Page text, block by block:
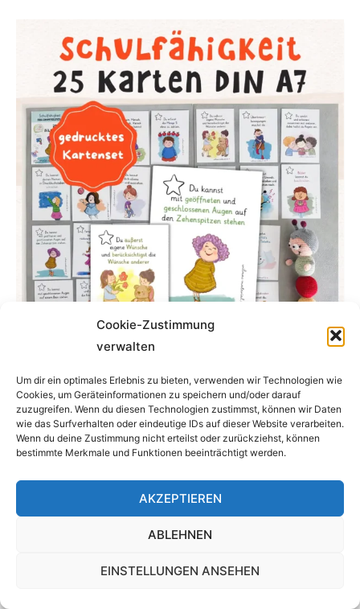
Cookie-Zustimmung
verwalten
Um dir ein optimales Erlebnis zu bieten, verwenden wir Technologien wie
Cookies, um Geräteinformationen zu speichern und/oder darauf
zuzugreifen. Wenn du diesen Technologien zustimmst, können wir Daten
wie das Surfverhalten oder eindeutige IDs auf dieser Website verarbeiten.
Wenn du deine Zustimmung nicht erteilst oder zurückziehst, können
bestimmte Merkmale und Funktionen beeinträchtigt werden.
AKZEPTIEREN
ABLEHNEN
EINSTELLUNGEN ANSEHEN
Wilmas Material
4,99€
Enthält 7% MwSt. 7 % DE
zzgl.
Versand